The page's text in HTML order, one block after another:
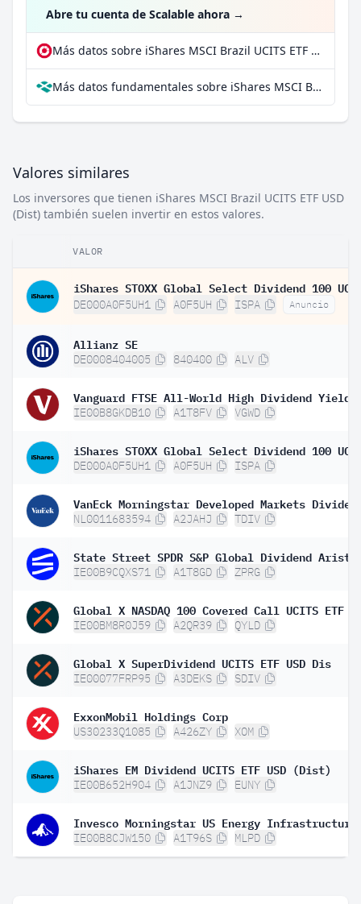
Abre tu cuenta de Scalable ahora →
Más datos sobre iShares MSCI Brazil UCITS ETF USD (Dist) en extraETF
Más datos fundamentales sobre iShares MSCI Brazil UCITS ETF USD (Dist) en Parqet
Valores similares
Los inversores que tienen iShares MSCI Brazil UCITS ETF USD
(Dist) también suelen invertir en estos valores.
VALOR
DE000A0F5UH1 A0F5UH ISPA Anuncio
Allianz SE
DE0008404005 840400 ALV
IE00B8GKDB10 A1T8FV VGWD
DE000A0F5UH1 A0F5UH ISPA
NL0011683594 A2JAHJ TDIV
IE00B9CQXS71 A1T8GD ZPRG
Global X NASDAQ 100 Covered Call UCITS ETF
IE00BM8R0J59 A2QR39 QYLD
Global X SuperDividend UCITS ETF USD Dis
IE00077FRP95 A3DEKS SDIV
ExxonMobil Holdings Corp
US30233Q1085 A426ZY XOM
iShares EM Dividend UCITS ETF USD (Dist)
IE00B652H904 A1JNZ9 EUNY
IE00B8CJW150 A1T96S MLPD